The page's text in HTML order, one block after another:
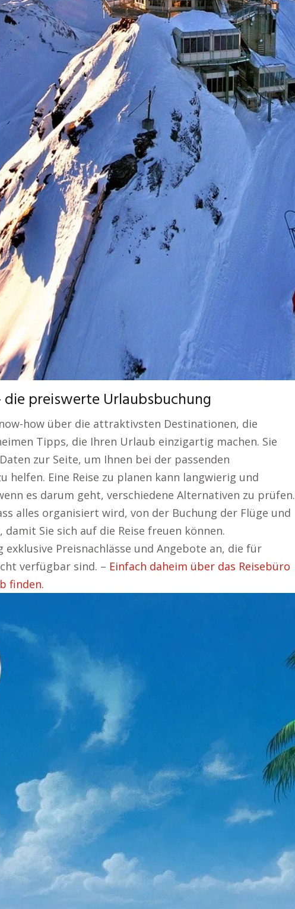
preiswerte Urlaubsbuchung
how über die attraktivsten Destinationen, die
Tipps, die Ihren Urlaub einzigartig machen. Sie
zur Seite, um Ihnen bei der passenden
helfen. Eine Reise zu planen kann langwierig und
es darum geht, verschiedene Alternativen zu prüfen.
alles organisiert wird, von der Buchung der Flüge und
Sie sich auf die Reise freuen können.
Preisnachlässe und Angebote an, die für
verfügbar sind. – Einfach daheim über das Reisebüro
finden.